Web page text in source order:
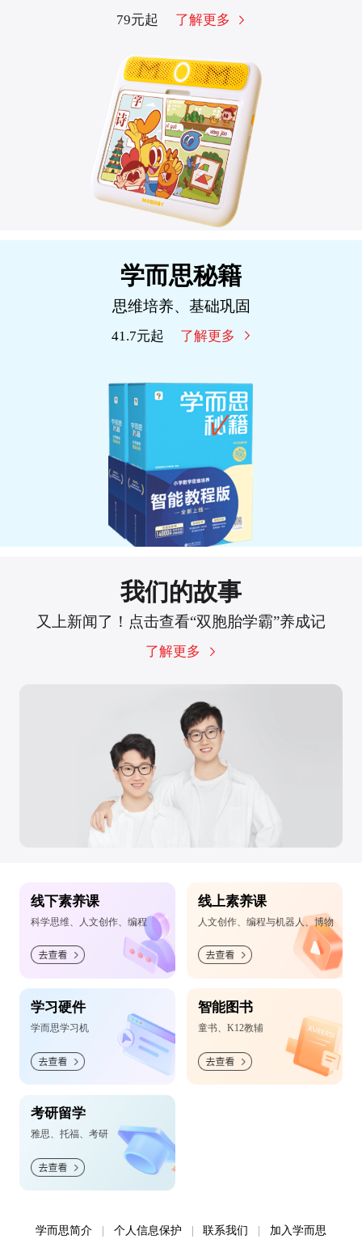
79元起 了解更多
学而思秘籍
思维培养、基础巩固
41.7元起 了解更多
我们的故事
又上新闻了！点击查看“双胞胎学霸”养成记
了解更多
线下素养课
科学思维、人文创作、编程
线上素养课
人文创作、编程与机器人、博物
学习硬件
学而思学习机
智能图书
童书、K12教辅
考研留学
雅思、托福、考研
学而思简介 个人信息保护 联系我们 加入学而思